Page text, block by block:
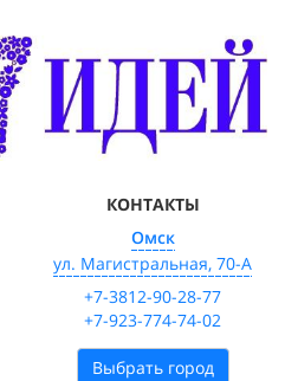
КОНТАКТЫ
Омск
ул. Магистральная, 70-А
+7-3812-90-28-77
+7-923-774-74-02
Выбрать город